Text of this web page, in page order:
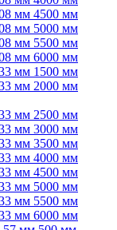
мм 4500 мм
мм 5000 мм
мм 5500 мм
мм 6000 мм
мм 1500 мм
мм 2000 мм
мм 2500 мм
мм 3000 мм
мм 3500 мм
мм 4000 мм
мм 4500 мм
мм 5000 мм
мм 5500 мм
мм 6000 мм